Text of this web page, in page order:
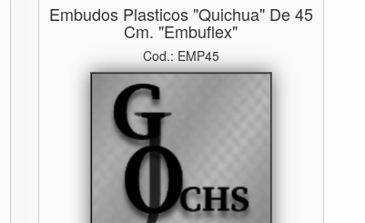
Embudos Plasticos "quichua" De 45
Cm. "embuflex"
Cod.: EMP45